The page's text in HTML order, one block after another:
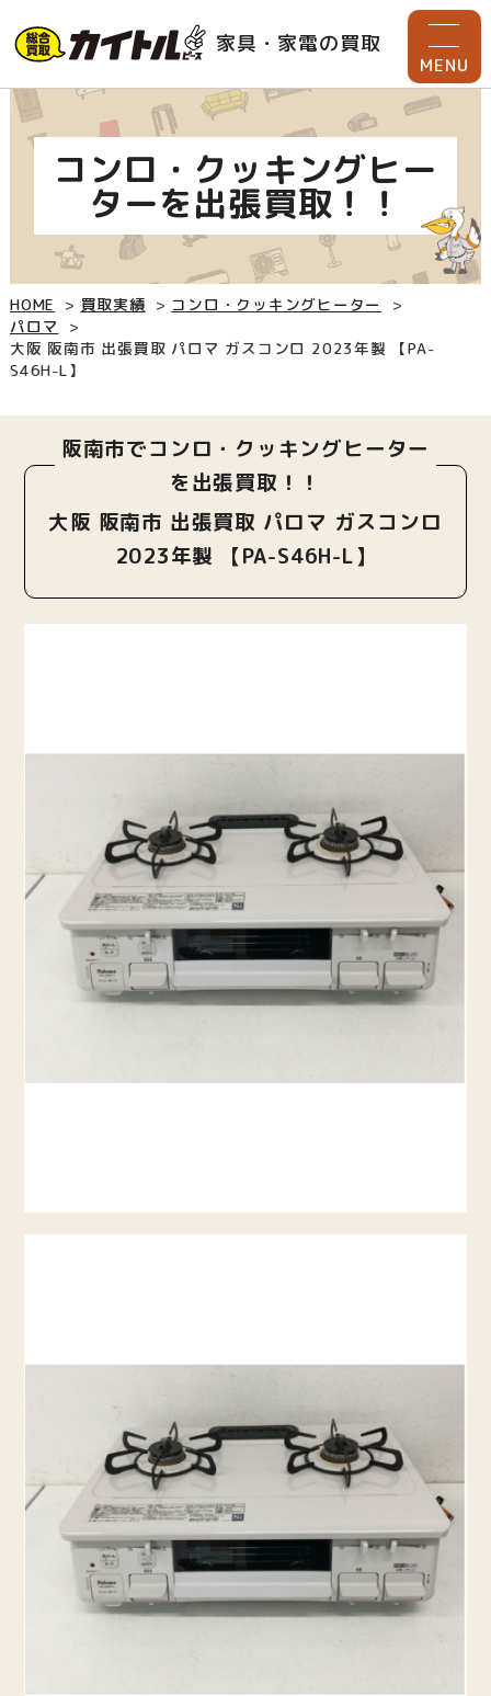
家具・家電の買取
MENU
コンロ・クッキングヒー
ターを出張買取！！
HOME 買取実績
コンロ・クッキングヒーター
パロマ
大阪 阪南市 出張買取 パロマ ガスコンロ 2023年製 【PA-
S46H-L】
阪南市でコンロ・クッキングヒーター
を出張買取！！
大阪 阪南市 出張買取 パロマ ガスコンロ
2023年製 【PA-S46H-L】